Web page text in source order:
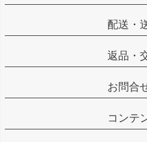
配送・
返品・
お問合
コンテ